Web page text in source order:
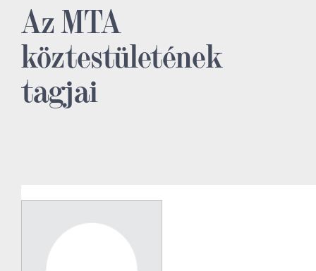
Az MTA
köztestületének
tagjai